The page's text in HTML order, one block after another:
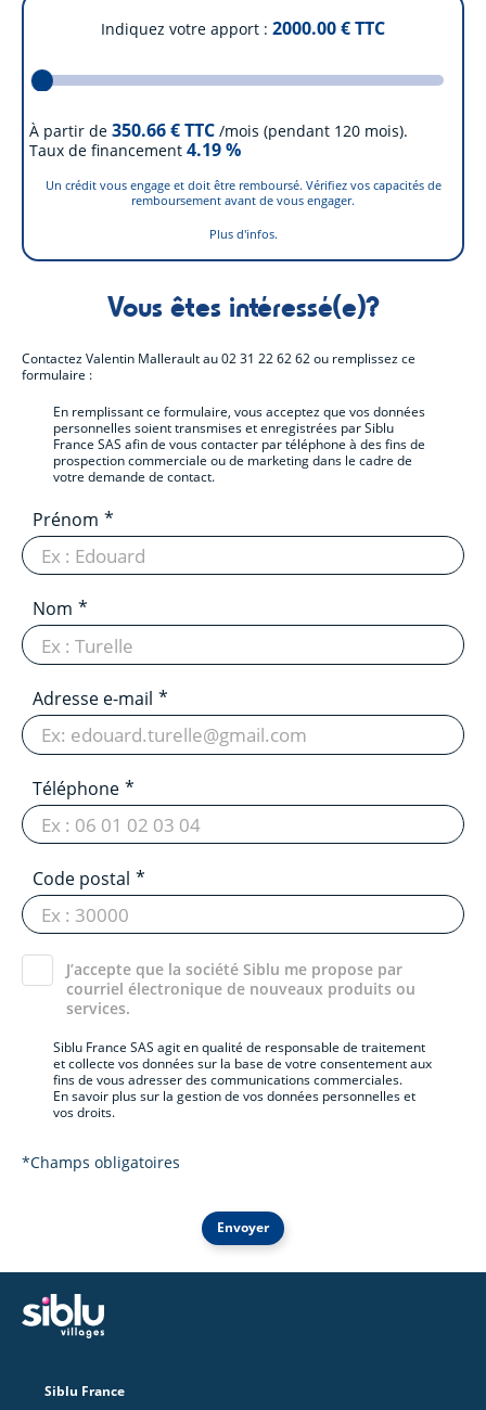
Indiquez votre apport 2000.00€ TTC
À partir de 350.66€ TTC /mois (pendant 120 mois).
Taux de financement 4.19%
Un crédit vous engage et doit être remboursé. Vérifiez vos capacités de
remboursement avant de vous engager.
Plus d'infos.
Vous êtes intéressé(e)?
ContactezValentin Malleraultau02 31 22 62 62ou remplissez ce
formulaire :
En remplissant ce formulaire, vous acceptez que vos données
personnelles soient transmises et enregistrées par Siblu
France SAS afin de vous contacter par téléphone à des fins de
prospection commerciale ou de marketing dans le cadre de
votre demande de contact.
Prénom
Nom
Adresse e-mail
Téléphone
Code postal
J’accepte que la société Siblu me propose par
courriel électronique de nouveaux produits ou
services.
Siblu France SAS agit en qualité de responsable de traitement
et collecte vos données sur la base de votre consentement aux
fins de vous adresser des communications commerciales.
En savoir plus sur la gestion de vos données personnelles et
vos droits.
*Champs obligatoires
Envoyer
Siblu France